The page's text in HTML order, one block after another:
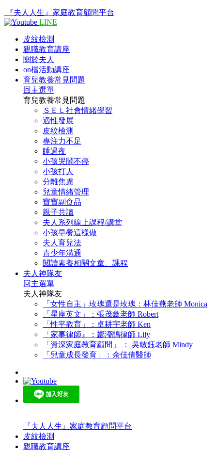
『夫人人生』家庭教育顧問平台
LINE
皮紋檢測
親職教育講座
關於夫人
on檔活動講座
育兒教養常見問題
回主選單
育兒教養常見問題
ＳＥＬ社會情緒學習
適性發展
皮紋檢測
專注力不足
睡過夜
小孩哭鬧不停
小孩打人
分離焦慮
兒童情緒管理
寶寶副食品
親子共讀
夫人系列線上課程/講堂
小孩早餐這樣做
夫人育兒法
青少年溝通
閱讀素養相關文章、課程
夫人神隊友
回主選單
夫人神隊友
「女性自主」玫瑰還是玫瑰：林佳燕老師 Monica
「星座英文」：張茂鑫老師 Robert
「性平教育」：卓耕宇老師 Ken
「家事律師』：酈瀅鵑律師 Lily
「資深家庭教育顧問」 ： 吳敏鈺老師 Mindy
「兒童成長發育」：余佳倩醫師
『夫人人生』家庭教育顧問平台
皮紋檢測
親職教育講座